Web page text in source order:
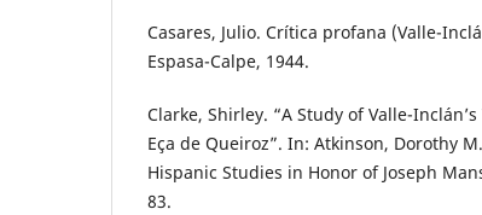
Casares, Julio. Crítica profana (Valle-
Espasa-Calpe, 1944.
Clarke, Shirley. “A Study of Valle-
Eça de Queiroz”. In: Atkinson, Dorothy
Hispanic Studies in Honor of Joseph
83.